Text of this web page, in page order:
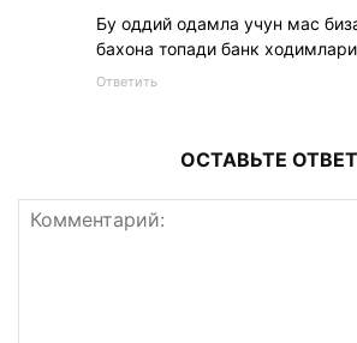
Бу оддий одамла учун мас
бахона топади банк ходимлари
Ответить
ОСТАВЬТЕ ОТВЕТ